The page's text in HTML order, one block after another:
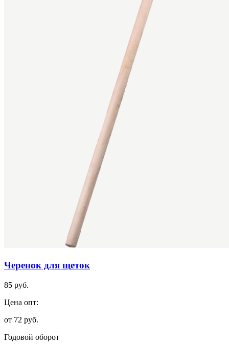
Черенок для щеток
85 руб.
Цена опт:
от 72 руб.
Годовой оборот